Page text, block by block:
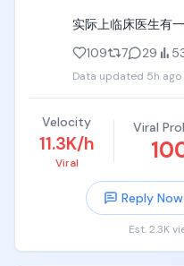
Artifacts/Code这
AI直接把开发和维
家Bending Spoons
克式"的极速裁员(
亿美元EBITDA的现
美国数据公司被曝
《福布斯》调查揭
级数据标注和
尖人才整理的高质
节跳动、阿里巴巴
嘉宾们在这个问题
己愿意接受商业合
开通之后，你的账
就可能会有中介来找
确认合作之前的准备
比如你会在小红书
是一次询单，可以
为什么大部分时候
实际上临床医生有
但绝大多数医生会
备孕， 否则怀孕期
用药，你要自己承
109 7 29
Data updated 5h ago
Velocity
11.3K/h
Viral
Viral
Reply Now
Est. 2.3K